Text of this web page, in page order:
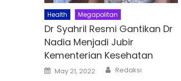
Health Megapolitan
Dr Syahril Resmi Gantikan Dr
Nadia Menjadi Jubir
Kementerian Kesehatan
Posted
on
May 21, 2022 Author
Redaksi